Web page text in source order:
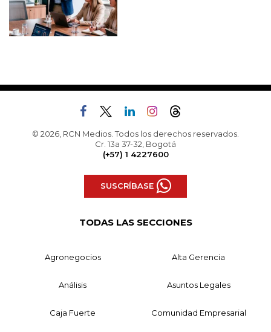
© 2026, RCN Medios. Todos los derechos reservados.
Cr. 13a 37-32, Bogotá
(+57) 1 4227600
SUSCRÍBASE
TODAS LAS SECCIONES
Agronegocios Alta Gerencia
Análisis Asuntos Legales
Caja Fuerte Comunidad Empresarial